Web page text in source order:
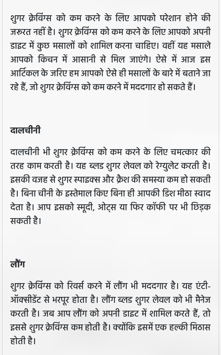
शुगर क्रेविंग्स को कम करने के लिए आपको परेशान होने की
जरूरत नहीं है। शुगर क्रेविंग्स को कम करने के लिए आपको अपनी
डाइट में कुछ मसालों को शामिल करना चाहिए। वहीं यह मसाले
आपको किचन में आसानी से मिल जाएंगे। ऐसे में आज इस
आर्टिकल के जरिए हम आपको ऐसे ही मसालों के बारे में बताने जा
रहे हैं, जो शुगर क्रेविंग्स को कम करने में मददगार हो सकते हैं।
दालचीनी
दालचीनी भी शुगर क्रेविंग्स को कम करने के लिए चमत्कार की
तरह काम करती है। यह ब्लड शुगर लेवल को रेग्युलेट करती है।
इसकी वजह से शुगर स्पाइक्स और क्रैश की समस्या कम हो सकती
है। बिना चीनी के इस्तेमाल किए बिना ही आपकी डिश मीठा स्वाद
देता है। आप इसको स्मूदी, ओट्स या फिर कॉफी पर भी छिड़क
सकती है।
लौंग
शुगर क्रेविंग्स को रिवर्स करने में लौंग भी मददगार है। यह एंटी-
ऑक्सीडेंट से भरपूर होता है। लौंग ब्लड शुगर लेवल को भी मैनेज
करती है। जब आप लौंग को अपनी डाइट में शामिल करते हैं, तो
इससे शुगर क्रेविंग्स कम होती है। क्योंकि इसमें एक हल्की मिठास
होती है।